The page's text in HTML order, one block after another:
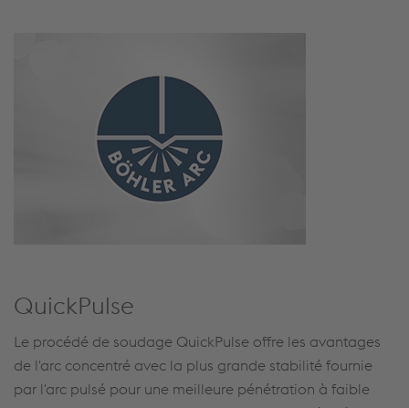
QuickPulse
Le procédé de soudage QuickPulse offre les avantages
de l'arc concentré avec la plus grande stabilité fournie
par l'arc pulsé pour une meilleure pénétration à faible